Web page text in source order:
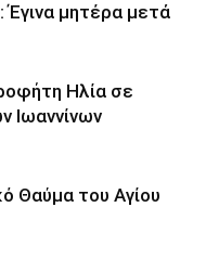
μητέρα μετά
Ηλία σε
Ιωαννίνων
Θαύμα του Αγίου